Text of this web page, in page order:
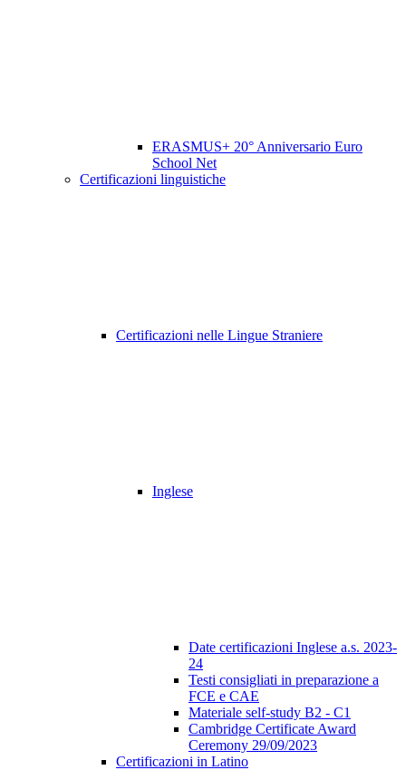
ERASMUS+ 20° Anniversario Euro
School Net
Certificazioni linguistiche
Certificazioni nelle Lingue Straniere
Inglese
Date certificazioni Inglese a.s. 2023-
24
Testi consigliati in preparazione a
FCE e CAE
Materiale self-study B2 - C1
Cambridge Certificate Award
Ceremony 29/09/2023
Certificazioni in Latino